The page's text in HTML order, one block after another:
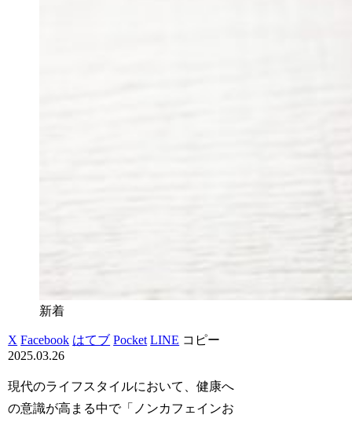
新着
X Facebook はてブ Pocket LINE コピー
2025.03.26
現代のライフスタイルにおいて、健康へ
の意識が高まる中で「ノンカフェインお